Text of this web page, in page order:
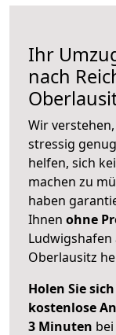
Ihr
nach
Wir
stressig
helfen, sich
machen zu
haben
Ihnen ohne
Ludwigshafen
Oberlausitz
Holen Sie
kostenlose
3 Minuten